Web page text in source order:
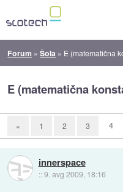
Forum »Šola » E (matematična
E (matematična
« 1 2 3 4
innerspace
::9. avg 2009, 18:16